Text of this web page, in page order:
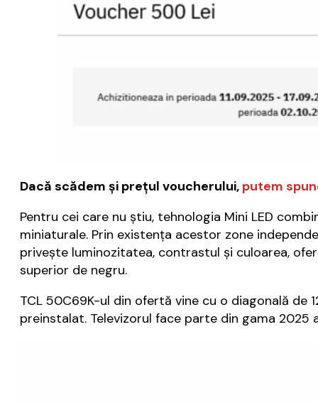
Dacă scădem şi preţul voucherului, putem
Pentru cei care nu ştiu, tehnologia Mini LED
miniaturale. Prin existența acestor zone
privește luminozitatea, contrastul și culoarea,
superior de negru.
TCL 50C69K-ul din ofertă vine cu o diagonală de
preinstalat. Televizorul face parte din gama 2025